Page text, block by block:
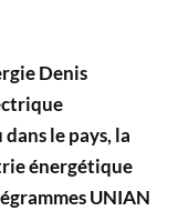
Denis
le pays, la
énergétique
UNIAN